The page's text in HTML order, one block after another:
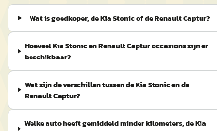
Wat is goedkoper, de Kia Stonic of de Renault Captur?
Hoeveel Kia Stonic en Renault Captur occasions zijn er
beschikbaar?
Wat zijn de verschillen tussen de Kia Stonic en de
Renault Captur?
Welke auto heeft gemiddeld minder kilometers, de Kia